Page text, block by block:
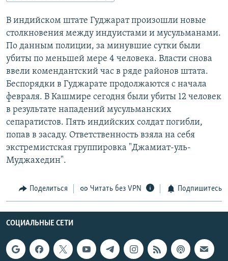
СИБИРЬ.РЕАЛИИ
РАСПИСАНИЕ ВЕЩАНИЯ
ПОДПИШИТЕСЬ НА РАССЫЛКУ
СОЦИАЛЬНЫЕ СЕТИ
Все сайты РСЕ/РС
В индийском штате Гуджарат произошли новые
столкновения между индуистами и мусульманами.
По данным полиции, за минувшие сутки были
убиты по меньшей мере 4 человека. Власти снова
ввели комендантский час в ряде районов штата.
Беспорядки в Гуджарате продолжаются с начала
февраля. В Кашмире сегодня были убиты 12 человек
в результате нападений мусульманских
сепаратистов. Пять индийских солдат погибли,
попав в засаду. Ответственность взяла на себя
экстремистская группировка "Джамиат-уль-
Муджахедин".
Поделиться Читать без VPN Подпишитесь
СОЦИАЛЬНЫЕ СЕТИ